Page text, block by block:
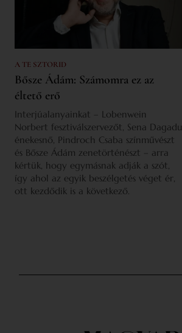
A TE SZTORID
Bősze Ádám: Számomra ez az
éltető erő
Interjúalanyainkat – Lobenwein
Norbert fesztiválszervezőt, Sena Dagadu
énekesnő, Pindroch Csaba színművészt
és Bősze Ádám zenetörténészt – arra
kértük, hogy egymásnak adják a szót,
így ahol az egyik beszélgetés véget ér,
ott kezdődik is a következő.